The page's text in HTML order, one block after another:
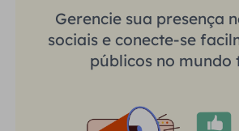
Gerencie sua presença
sociais e conecte-se
públicos no mundo